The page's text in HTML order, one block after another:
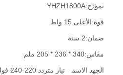
نموذج:YHZH1800A
قوة:الأعلى.15 واط
ضمان:2 سنة
مقاس:340 * 236 * 205 ملم
الجهد الاسم